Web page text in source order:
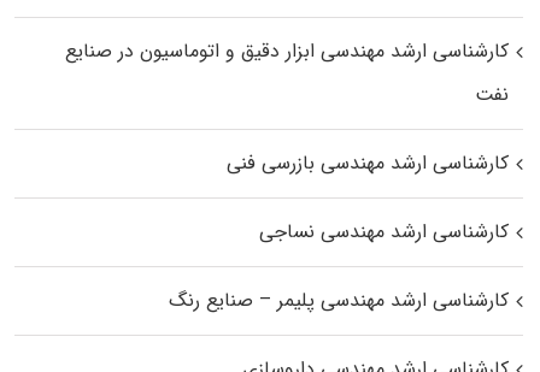
کارشناسی ارشد مهندسی ابزار دقیق و اتوماسیون در صنایع
نفت
کارشناسی ارشد مهندسی بازرسی فنی
کارشناسی ارشد مهندسی نساجی
کارشناسی ارشد مهندسی پلیمر – صنایع رنگ